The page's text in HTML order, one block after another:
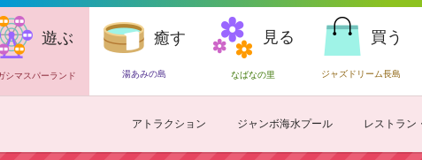
遊ぶ
シマスパーランド
癒す
湯あみの島
見る
なばなの里
買う
ジャズドリーム長島
アトラクション ジャンボ海水プール レストラン